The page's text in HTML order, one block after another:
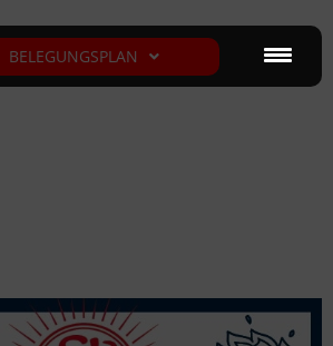
BELEGUNGSPLAN